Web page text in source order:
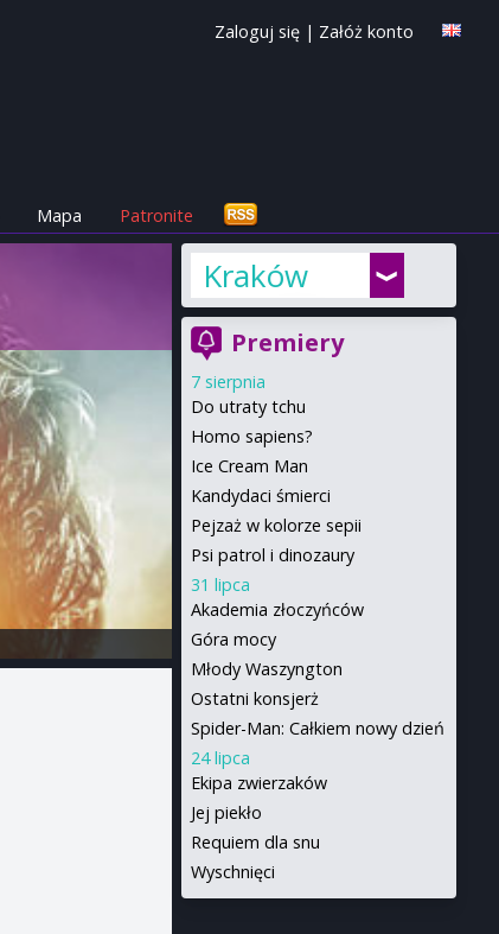
Zaloguj się | Załóż konto
Mapa Patronite
Kraków
Premiery
7 sierpnia
Do utraty tchu
Homo sapiens?
Ice Cream Man
Kandydaci śmierci
Pejzaż w kolorze sepii
Psi patrol i dinozaury
31 lipca
Akademia złoczyńców
Góra mocy
Młody Waszyngton
Ostatni konsjerż
Spider-Man: Całkiem nowy dzień
24 lipca
Ekipa zwierzaków
Jej piekło
Requiem dla snu
Wyschnięci